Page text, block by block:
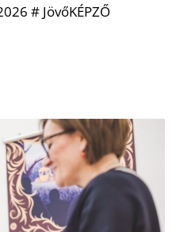
# JövőKÉPZŐ